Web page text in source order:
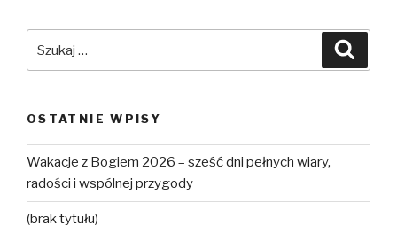
OSTATNIE WPISY
Wakacje z Bogiem 2026 – sześć dni pełnych wiary,
radości i wspólnej przygody
(brak tytułu)